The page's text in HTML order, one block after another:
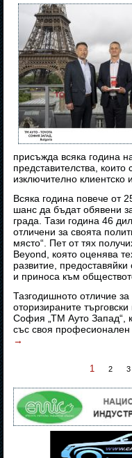
присъжда всяка година
представителства,
изключително клиентско
Всяка година повече от
шанс да бъдат обявени
града. Тази година 46
отличени за своята
място“. Пет от тях
Beyond, която оценява
развитие,
и приноса към
Тазгодишното отличие
оторизираните
София „ТМ Ауто Запад“,
със своя професионален
→
1 2 3